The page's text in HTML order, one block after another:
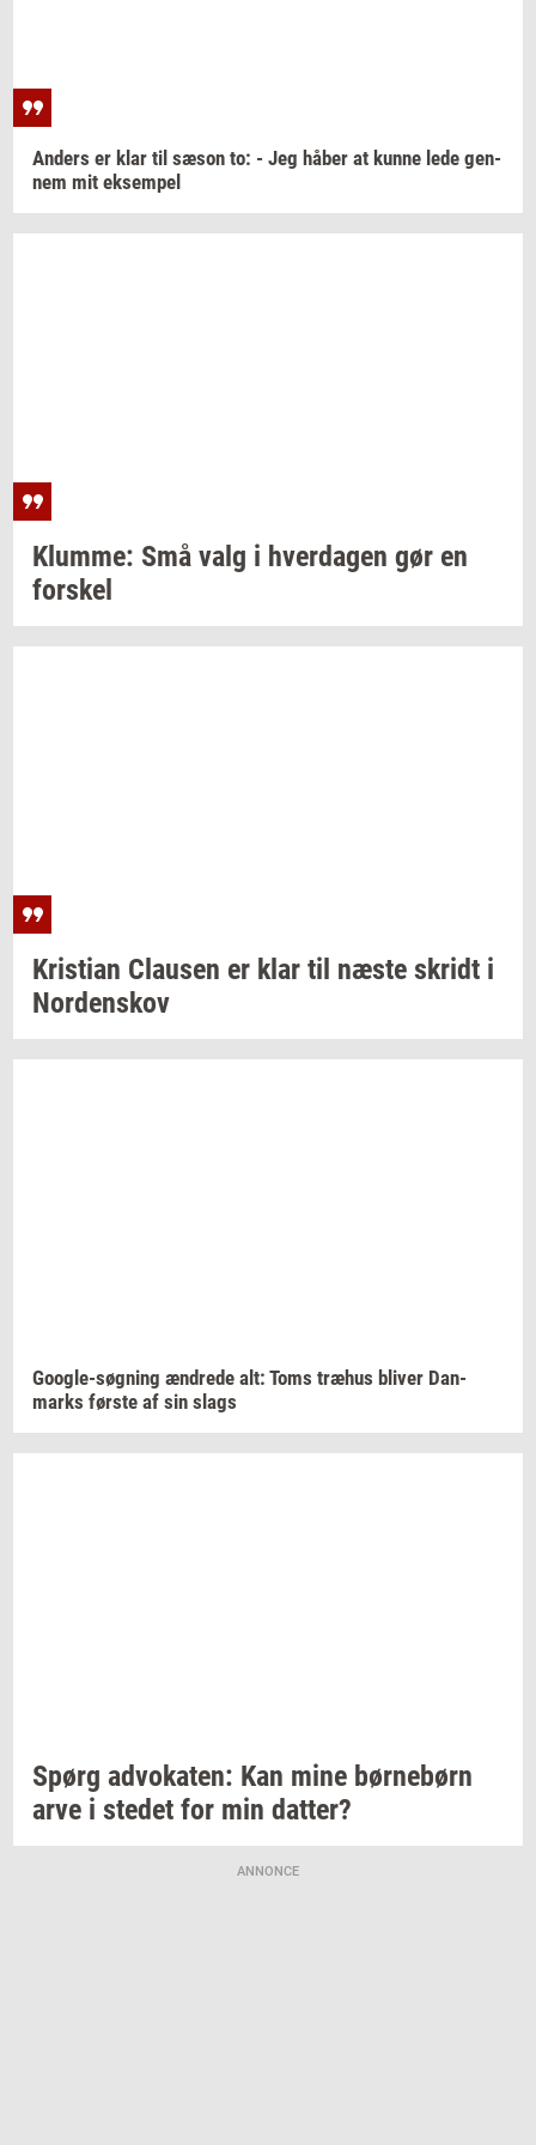
An­ders er klar til sæson to: - Jeg håber at kunne lede gen­
nem mit ek­sem­pel
Klum­me: Små valg i hver­da­gen gør en
for­skel
Kri­sti­an Clau­sen er klar til næste skridt i
Nor­denskov
Google-​søgning æn­dre­de alt: Toms træhus bli­ver Dan­
marks før­ste af sin slags
Spørg ad­vo­ka­ten: Kan mine bør­ne­børn
arve i ste­det for min dat­ter?
ANNONCE